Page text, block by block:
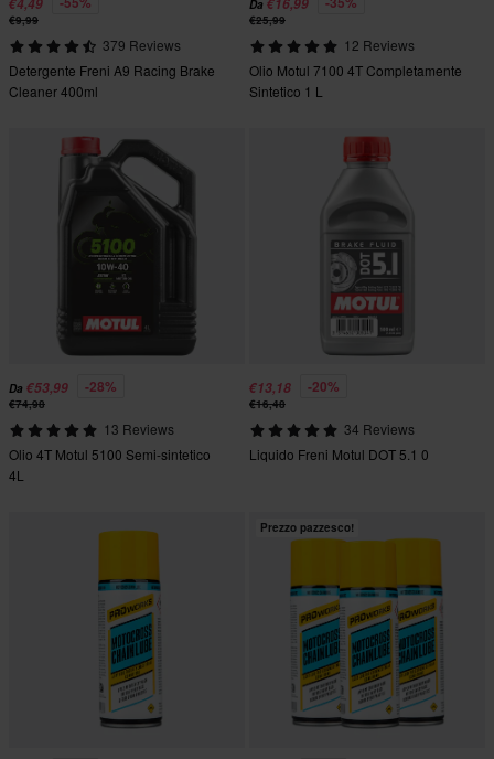
€4,49
€9,99
379 Reviews
Detergente Freni A9 Racing Brake
Cleaner 400ml
Da €16,99
€25,99
12 Reviews
Olio Motul 7100 4T Completamente
Sintetico 1 L
Da €53,99 -28%
€74,98
13 Reviews
Olio 4T Motul 5100 Semi-sintetico
4L
€13,18 -20%
€16,48
34 Reviews
Liquido Freni Motul DOT 5.1 0
Prezzo pazzesco!